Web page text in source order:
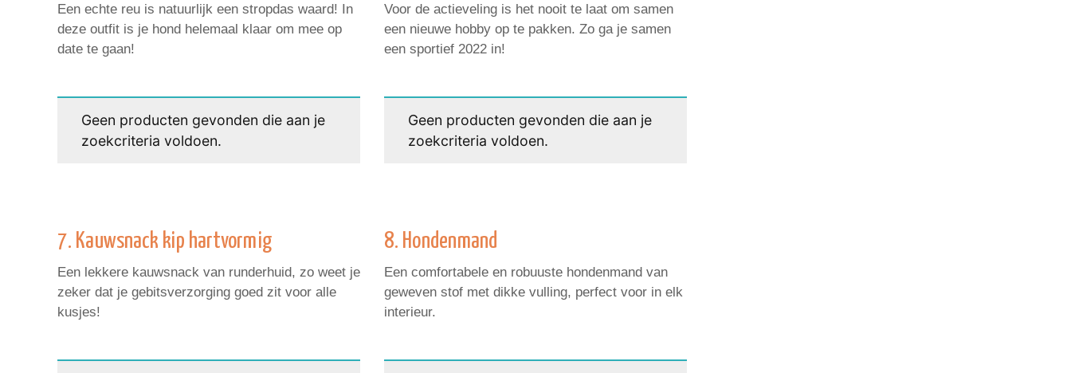
Een echte reu is natuurlijk een stropdas waard! In
deze outfit is je hond helemaal klaar om mee op
date te gaan!
Geen producten gevonden die aan je
zoekcriteria voldoen.
7. Kauwsnack kip hartvormig
Een lekkere kauwsnack van runderhuid, zo weet je
zeker dat je gebitsverzorging goed zit voor alle
kusjes!
Voor de actieveling is het nooit te laat om samen
een nieuwe hobby op te pakken. Zo ga je samen
een sportief 2022 in!
Geen producten gevonden die aan je
zoekcriteria voldoen.
8. Hondenmand
Een comfortabele en robuuste hondenmand van
geweven stof met dikke vulling, perfect voor in elk
interieur.